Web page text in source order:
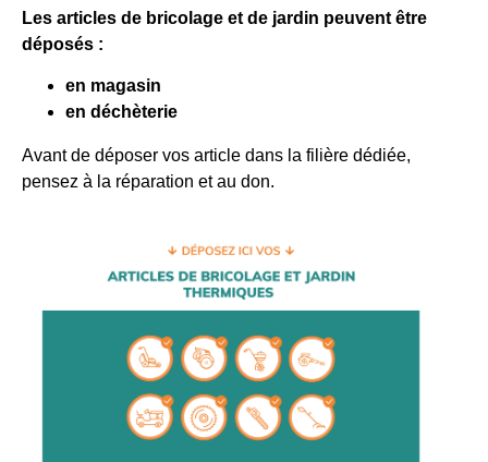
Les articles de bricolage et de jardin peuvent être
déposés :
en magasin
en déchèterie
Avant de déposer vos article dans la filière dédiée,
pensez à la réparation et au don.